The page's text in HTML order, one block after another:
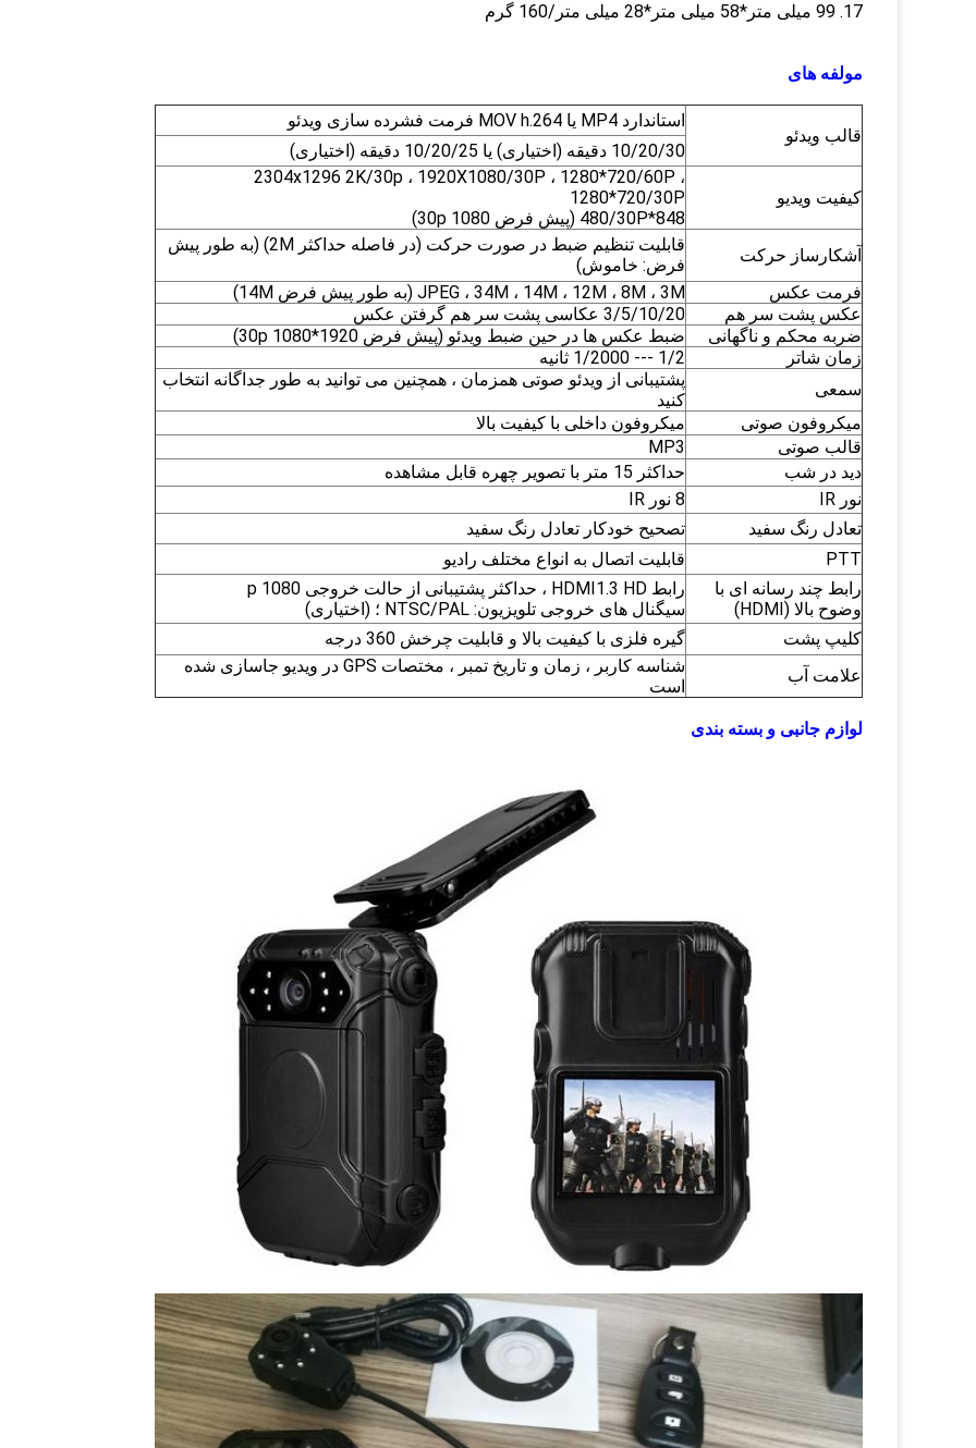
17. 99 میلی متر*58 میلی متر*28 میلی متر/160 گرم
مولفه های
قالب ویدئو
استاندارد MP4 یا MOV h.264 فرمت فشرده سازی ویدئو
10/20/30 دقیقه (اختیاری) یا 10/20/25 دقیقه (اختیاری)
کیفیت ویدیو
2304x1296 2K/30p ، 1920X1080/30P ، 1280*720/60P ،
1280*720/30P
848*480/30P (پیش فرض 1080 30p)
آشکارساز حرکت
قابلیت تنظیم ضبط در صورت حرکت (در فاصله حداکثر 2M) (به طور پیش
فرض: خاموش)
فرمت عکس
JPEG ، 34M ، 14M ، 12M ، 8M ، 3M (به طور پیش فرض 14M)
عکس پشت سر هم
3/5/10/20 عکاسی پشت سر هم گرفتن عکس
ضربه محکم و ناگهانی
ضبط عکس ها در حین ضبط ویدئو (پیش فرض 1920*1080 30p)
زمان شاتر
1/2 --- 1/2000 ثانیه
سمعی
پشتیبانی از ویدئو صوتی همزمان ، همچنین می توانید به طور جداگانه انتخاب
کنید
میکروفون صوتی
میکروفون داخلی با کیفیت بالا
قالب صوتی
MP3
دید در شب
حداکثر 15 متر با تصویر چهره قابل مشاهده
نور IR
8 نور IR
تعادل رنگ سفید
تصحیح خودکار تعادل رنگ سفید
PTT
قابلیت اتصال به انواع مختلف رادیو
رابط چند رسانه ای با
وضوح بالا (HDMI)
رابط HDMI1.3 HD ، حداکثر پشتیبانی از حالت خروجی 1080 p
سیگنال های خروجی تلویزیون: NTSC/PAL ؛ (اختیاری)
کلیپ پشت
گیره فلزی با کیفیت بالا و قابلیت چرخش 360 درجه
علامت آب
شناسه کاربر ، زمان و تاریخ تمبر ، مختصات GPS در ویدیو جاسازی شده
است
لوازم جانبی و بسته بندی